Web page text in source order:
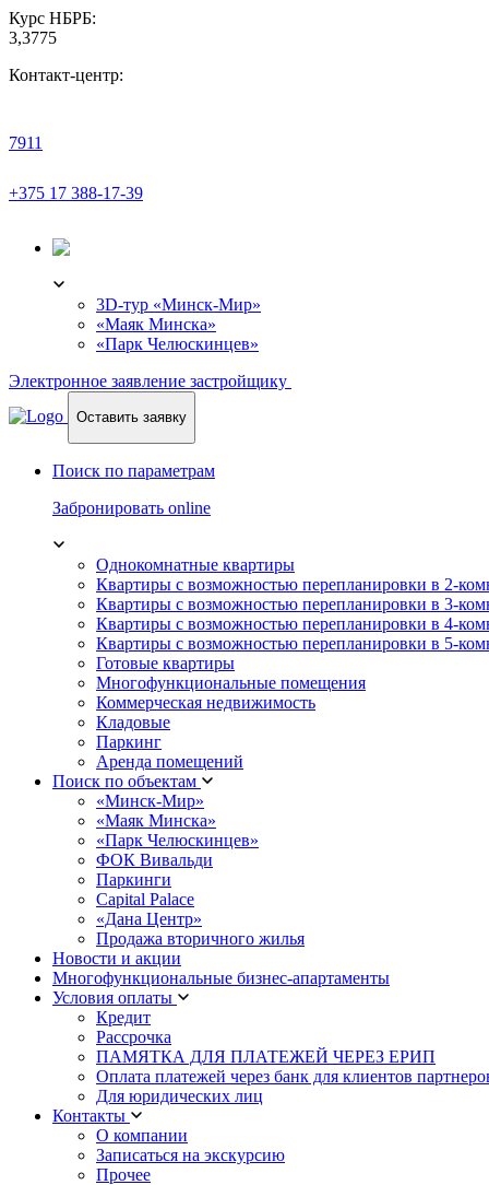
Курс НБРБ:
3,3775
Контакт-центр:
7911
+375 17 388-17-39
3D-тур «Минск-Мир»
«Маяк Минска»
«Парк Челюскинцев»
Электронное заявление застройщику
Оставить заявку
Поиск по параметрам
Забронировать online
Однокомнатные квартиры
Квартиры с возможностью перепланировки в 2-
Квартиры с возможностью перепланировки в 3-
Квартиры с возможностью перепланировки в 4-
Квартиры с возможностью перепланировки в 5-
Готовые квартиры
Многофункциональные помещения
Коммерческая недвижимость
Кладовые
Паркинг
Аренда помещений
Поиск по объектам
«Минск-Мир»
«Маяк Минска»
«Парк Челюскинцев»
ФОК Вивальди
Паркинги
Capital Palace
«Дана Центр»
Продажа вторичного жилья
Новости и акции
Многофункциональные бизнес-апартаменты
Условия оплаты
Кредит
Рассрочка
ПАМЯТКА ДЛЯ ПЛАТЕЖЕЙ ЧЕРЕЗ ЕРИП
Оплата платежей через банк для клиентов
Для юридических лиц
Контакты
О компании
Записаться на экскурсию
Прочее